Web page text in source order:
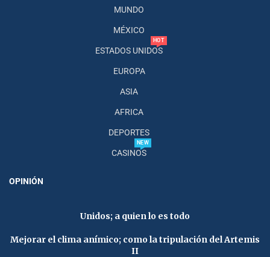
MUNDO
MÉXICO
ESTADOS UNIDOS
HOT
EUROPA
ASIA
AFRICA
DEPORTES
CASINOS
NEW
OPINIÓN
Unidos; a quien lo es todo
Mejorar el clima anímico; como la tripulación del Artemis
II